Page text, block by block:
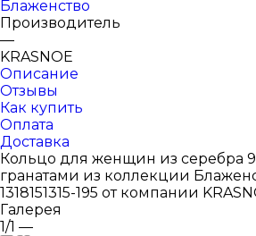
Блаженство
Производитель
—
KRASNOE
Описание
Отзывы
Как купить
Оплата
Доставка
Кольцо для женщин из серебра
гранатами из коллекции
1318151315-195 от компании
Галерея
1/1 —